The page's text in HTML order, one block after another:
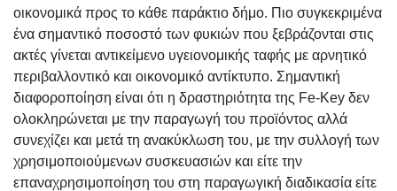
οικονομικά προς το κάθε παράκτιο δήμο. Πιο συγκεκριμένα
ένα σημαντικό ποσοστό των φυκιών που ξεβράζονται στις
ακτές γίνεται αντικείμενο υγειονομικής ταφής με αρνητικό
περιβαλλοντικό και οικονομικό αντίκτυπο. Σημαντική
διαφοροποίηση είναι ότι η δραστηριότητα της Fe-Key δεν
ολοκληρώνεται με την παραγωγή του προϊόντος αλλά
συνεχίζει και μετά τη ανακύκλωση του, με την συλλογή των
χρησιμοποιούμενων συσκευασιών και είτε την
επαναχρησιμοποίηση του στη παραγωγική διαδικασία είτε